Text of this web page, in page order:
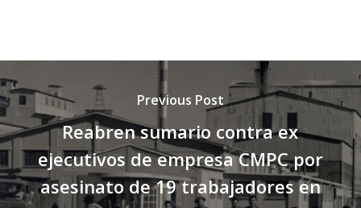
Previous Post
Reabren sumario contra ex
ejecutivos de empresa CMPC por
asesinato de 19 trabajadores en